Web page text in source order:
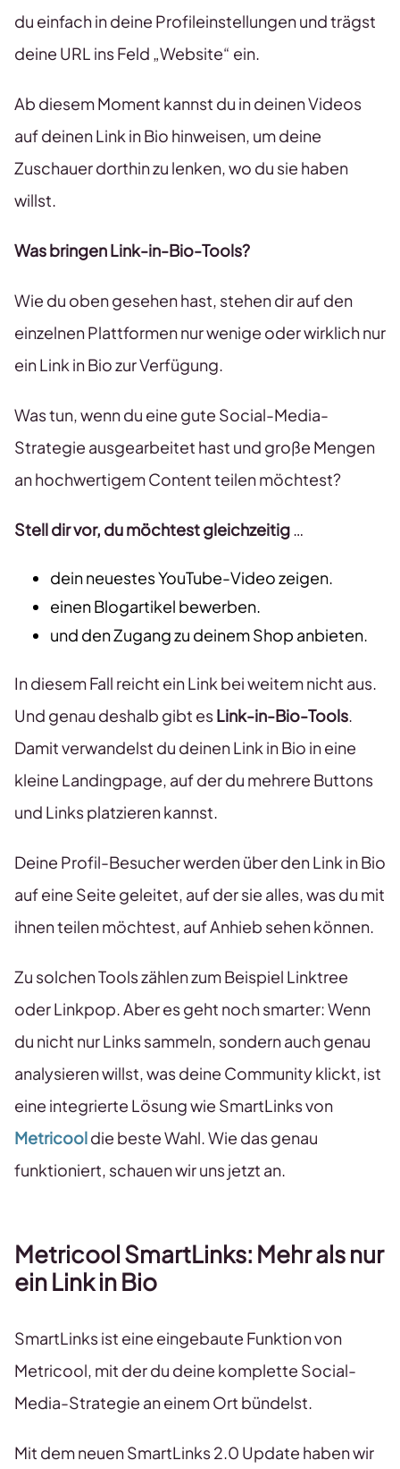
du einfach in deine Profileinstellungen und trägst
deine URL ins Feld „Website“ ein.
Ab diesem Moment kannst du in deinen Videos
auf deinen Link in Bio hinweisen, um deine
Zuschauer dorthin zu lenken, wo du sie haben
willst.
Was bringen Link-in-Bio-Tools?
Wie du oben gesehen hast, stehen dir auf den
einzelnen Plattformen nur wenige oder wirklich nur
ein Link in Bio zur Verfügung.
Was tun, wenn du eine gute Social-Media-
Strategie ausgearbeitet hast und große Mengen
an hochwertigem Content teilen möchtest?
Stell dir vor, du möchtest gleichzeitig…
dein neuestes YouTube-Video zeigen.
einen Blogartikel bewerben.
und den Zugang zu deinem Shop anbieten.
In diesem Fall reicht ein Link bei weitem nicht aus.
Und genau deshalb gibt esLink-in-Bio-Tools.
Damit verwandelst du deinen Link in Bio in eine
kleine Landingpage, auf der du mehrere Buttons
und Links platzieren kannst.
Deine Profil-Besucher werden über den Link in Bio
auf eine Seite geleitet, auf der sie alles, was du mit
ihnen teilen möchtest, auf Anhieb sehen können.
Zu solchen Tools zählen zum Beispiel Linktree
oder Linkpop. Aber es geht noch smarter: Wenn
du nicht nur Links sammeln, sondern auch genau
analysieren willst, was deine Community klickt, ist
eine integrierte Lösung wie SmartLinks von
Metricooldie beste Wahl. Wie das genau
funktioniert, schauen wir uns jetzt an.
Metricool SmartLinks: Mehr als nur
ein Link in Bio
SmartLinks ist eine eingebaute Funktion von
Metricool, mit der du deine komplette Social-
Media-Strategie an einem Ort bündelst.
Mit dem neuen SmartLinks 2.0 Update haben wir